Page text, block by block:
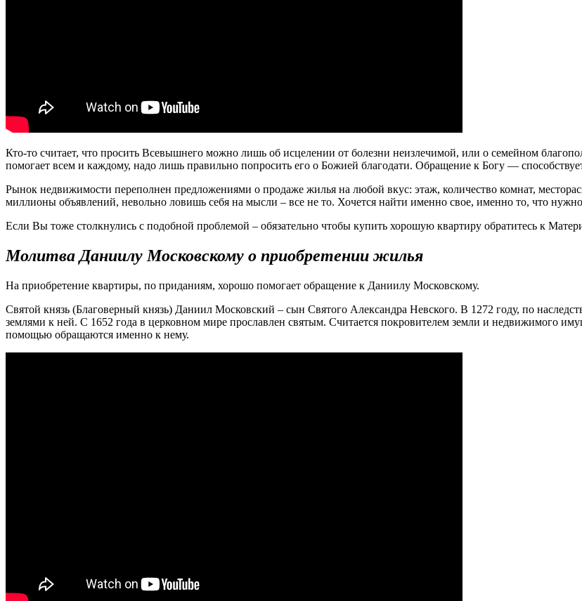
Кто-то считает, что просить Всевышнего можно лишь об исцелении от болезни неизлечимой, или о семейном
помогает всем и каждому, надо лишь правильно попросить его о Божией благодати. Обращение к Богу —
Рынок недвижимости переполнен предложениями о продаже жилья на любой вкус: этаж, количество комнат,
миллионы объявлений, невольно ловишь себя на мысли – все не то. Хочется найти именно свое, именно то, что нужно
Если Вы тоже столкнулись с подобной проблемой – обязательно чтобы купить хорошую квартиру обратитесь к
Молитва Даниилу Московскому о приобретении жилья
На приобретение квартиры, по приданиям, хорошо помогает обращение к Даниилу Московскому.
Святой князь (Благоверный князь) Даниил Московский – сын Святого Александра Невского. В 1272 году, по
землями к ней. С 1652 года в церковном мире прославлен святым. Считается покровителем земли и недвижимого
помощью обращаются именно к нему.